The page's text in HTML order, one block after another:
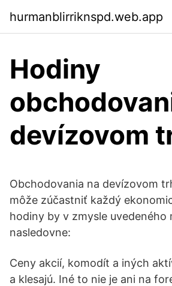
hurmanblirriknspd.web.app
Hodiny
devízovom
Obchodovania na devízovom
môže zúčastniť každý
hodiny by v zmysle uvedeného
nasledovne:
Ceny akcií, komodít a iných
a klesajú. Iné to nie je ani na